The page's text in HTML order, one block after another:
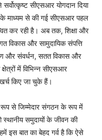
सीएसआर योगदान दिया
माध्यम से की गई सीएसआर पहल
कर रही है। अब तक, शिक्षा और
विकास और सामुदायिक संपत्ति
और संवर्धन, सतत विकास और
में विभिन्न सीएसआर
किए जा चुके हैं।
से जिम्मेदार संगठन के रूप में
समुदायों के जीवन की
इस बात का बेहद गर्व है कि ऐसे